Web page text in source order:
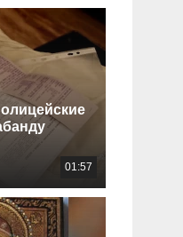
01:57